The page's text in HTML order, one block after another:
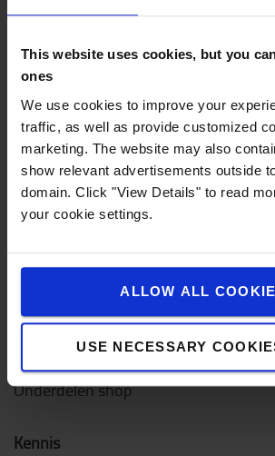
This website uses cookies, but you
ones
We use cookies to improve your
traffic, as well as provide customized
marketing. The website may also
show relevant advertisements outside
domain. Click "View Details" to read
your cookie settings.
ALLOW ALL
USE NECESSARY
Elektrische stapelaars
Transpalletten
Reachtrucks
Orderpicktrucks
Diesel & LPG heftrucks
Smallegangentrucks
Heftruck onderhoud
Servicecontracten
SIGMACert
Onderdelen shop
Kennis